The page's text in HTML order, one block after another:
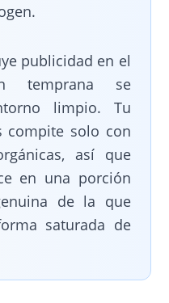
publicidad en el
temprana se
limpio. Tu
compite solo con
así que
en una porción
de la que
saturada de